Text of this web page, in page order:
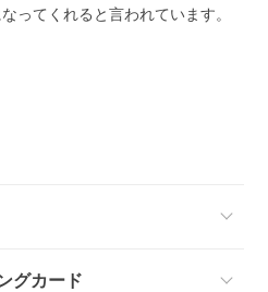
ってくれると言われています。
グカード